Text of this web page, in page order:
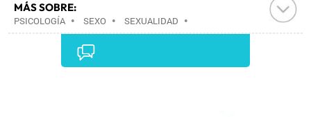
MÁS SOBRE:
PSICOLOGÍA • SEXO • SEXUALIDAD •
BIENESTAR•ESTILO VIDA•SOCIEDAD•